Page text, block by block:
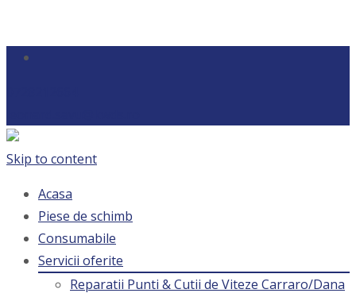
Skip to content
Acasa
Piese de schimb
Consumabile
Servicii oferite
Reparatii Punti & Cutii de Viteze Carraro/Dana